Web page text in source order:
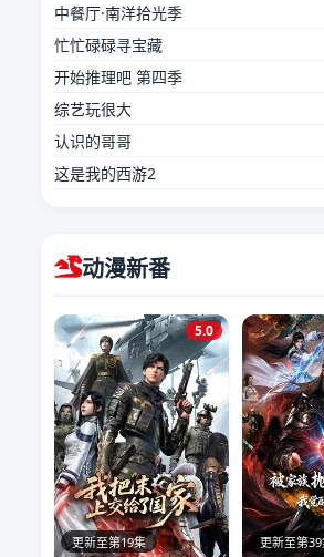
中餐厅·南洋拾光季
忙忙碌碌寻宝藏
开始推理吧 第四季
综艺玩很大
认识的哥哥
这是我的西游2
动漫新番
更新至第19集
5.0
更新至第